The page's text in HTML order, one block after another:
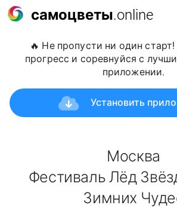
самоцветы.online
🔥 Не пропусти ни один
прогресс и соревнуйся с
приложении.
Установить
Москва
Фестиваль Лёд
Зимних